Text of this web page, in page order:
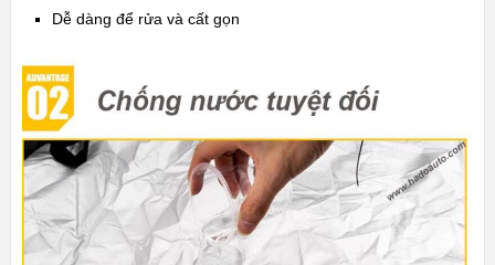
Dễ dàng để rửa và cất gọn